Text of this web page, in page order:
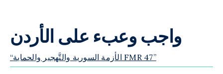
واجب وعبء على الأردن
“الأزمة السورية والتَّهجير والحماية FMR 47”